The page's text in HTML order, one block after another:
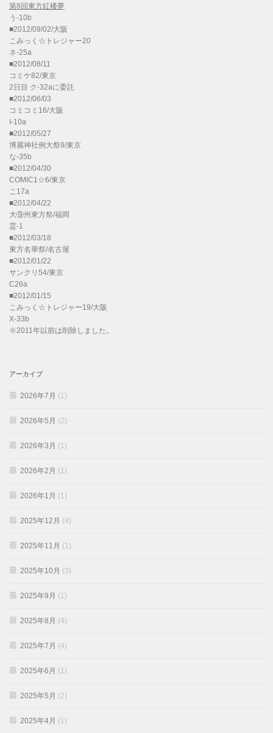
第8回東方紅楼夢
う-10b
■2012/09/02/大阪
こみっく☆トレジャー20
ネ-25a
■2012/08/11
コミケ82/東京
2日目 ク-32aに委託
■2012/06/03
コミコミ16/大阪
I-10a
■2012/05/27
博麗神社例大祭9/東京
な-35b
■2012/04/30
COMIC1☆6/東京
こ17a
■2012/04/22
大⑨州東方祭/福岡
霊-1
■2012/03/18
東方名華祭/名古屋
■2012/01/22
サンクリ54/東京
C26a
■2012/01/15
こみっく☆トレジャー19/大阪
X-33b
※2011年以前は削除しました。
アーカイブ
2026年7月 (1)
2026年5月 (2)
2026年3月 (1)
2026年2月 (1)
2026年1月 (1)
2025年12月 (4)
2025年11月 (1)
2025年10月 (3)
2025年9月 (1)
2025年8月 (4)
2025年7月 (4)
2025年6月 (1)
2025年5月 (2)
2025年4月 (1)